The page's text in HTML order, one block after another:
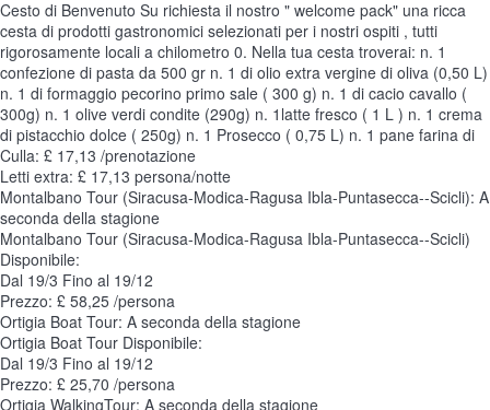
Cesto di Benvenuto Su richiesta il nostro " welcome pack" una ricca
cesta di prodotti gastronomici selezionati per i nostri ospiti , tutti
rigorosamente locali a chilometro 0. Nella tua cesta troverai: n. 1
confezione di pasta da 500 gr n. 1 di olio extra vergine di oliva (0,50 L)
n. 1 di formaggio pecorino primo sale ( 300 g) n. 1 di cacio cavallo (
300g) n. 1 olive verdi condite (290g) n. 1latte fresco ( 1 L ) n. 1 crema
di pistacchio dolce ( 250g) n. 1 Prosecco ( 0,75 L) n. 1 pane farina di
Culla: £ 17,13 /prenotazione
Letti extra: £ 17,13 persona/notte
Montalbano Tour (Siracusa-Modica-Ragusa Ibla-Puntasecca--Scicli): A
seconda della stagione
Montalbano Tour (Siracusa-Modica-Ragusa Ibla-Puntasecca--Scicli)
Disponibile:
Dal 19/3 Fino al 19/12
Prezzo: £ 58,25 /persona
Ortigia Boat Tour: A seconda della stagione
Ortigia Boat Tour Disponibile:
Dal 19/3 Fino al 19/12
Prezzo: £ 25,70 /persona
Ortigia WalkingTour: A seconda della stagione